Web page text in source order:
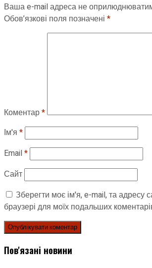
Ваша e-mail адреса не
Обов’язкові поля позначені *
Коментар*
Ім'я *
Email*
Сайт
Зберегти моє ім'я, e-mail, та адресу
браузері для моїх подальших
Пов'язані новини